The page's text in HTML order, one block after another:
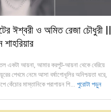
ঈশ্বরী ও অমিত রেজা চৌধুরী ||
শাহরিয়ার
একটা আয়না, আমার করপুট-আয়না থেকে বেরিয়ে
পেখমে নেমে আসা বর্ষাগোধূলির অনিশ্চয়তা ধরে,
কেঁচোর মাস্তানিকে পরাগায়ন শি... পুরোটা পড়ুন